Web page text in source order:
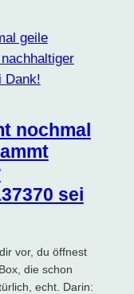
nochmal
sei
vor, du öffnest
die schon
echt. Darin: